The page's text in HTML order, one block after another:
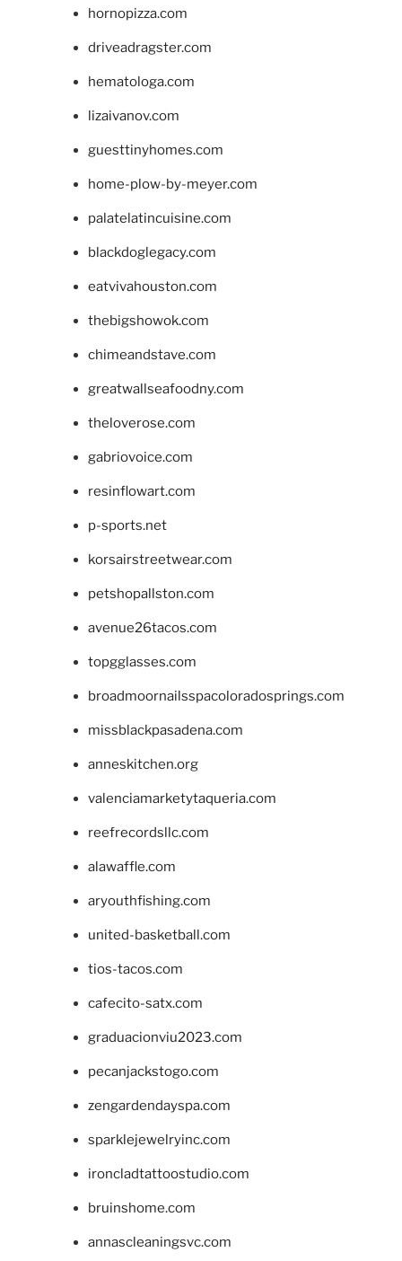
hornopizza.com
driveadragster.com
hematologa.com
lizaivanov.com
guesttinyhomes.com
home-plow-by-meyer.com
palatelatincuisine.com
blackdoglegacy.com
eatvivahouston.com
thebigshowok.com
chimeandstave.com
greatwallseafoodny.com
theloverose.com
gabriovoice.com
resinflowart.com
p-sports.net
korsairstreetwear.com
petshopallston.com
avenue26tacos.com
topgglasses.com
broadmoornailsspacoloradosprings.com
missblackpasadena.com
anneskitchen.org
valenciamarketytaqueria.com
reefrecordsllc.com
alawaffle.com
aryouthfishing.com
united-basketball.com
tios-tacos.com
cafecito-satx.com
graduacionviu2023.com
pecanjackstogo.com
zengardendayspa.com
sparklejewelryinc.com
ironcladtattoostudio.com
bruinshome.com
annascleaningsvc.com